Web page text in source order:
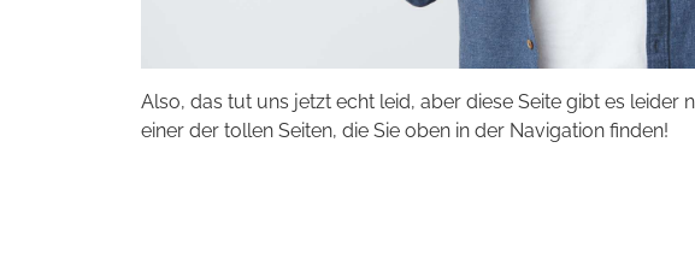
Also, das tut uns jetzt echt leid, aber diese Seite gibt es leider
einer der tollen Seiten, die Sie oben in der Navigation finden!